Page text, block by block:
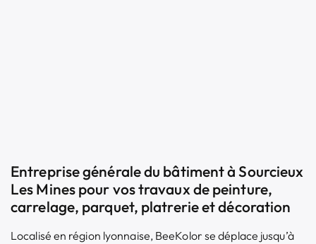
Entreprise générale du bâtiment à Sourcieux
Les Mines pour vos travaux de peinture,
carrelage, parquet, platrerie et décoration
Localisé en région lyonnaise, BeeKolor se déplace jusqu’à